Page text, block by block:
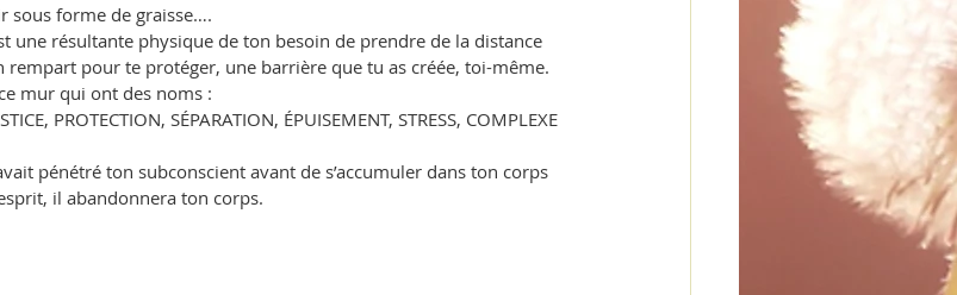
sous forme de graisse….
une résultante physique de ton besoin de prendre de la distance
rempart pour te protéger, une barrière que tu as créée, toi-même.
mur qui ont des noms :
PROTECTION, SÉPARATION, ÉPUISEMENT, STRESS, COMPLEXE
pénétré ton subconscient avant de s’accumuler dans ton corps
il abandonnera ton corps.